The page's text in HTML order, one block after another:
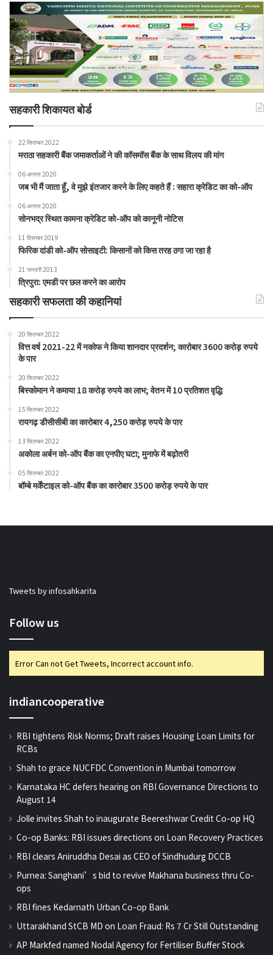
सहकारी शिकायत बोर्ड
22 सितम्बर 2022
मराठा सहकारी बैंक जमाकर्ताओं ने की कॉसमॉस बैंक के साथ विलय की मांग
06 अगस्त 2020
जब भी मैं जाता हूँ, वे मुझे इंतजार करने के लिए कहते हैं : सहारा क्रेडिट का को-ऑप
06 अगस्त 2020
सोनभद्र स्थित कामना क्रेडिट को-ऑप को कानूनी नोटिस
11 दिसम्बर 2019
फिरिक दांडी को-ऑप सोसाइटी: किसानों को किस तरह ठगा जा रहा है
21 जनवरी 2013
त्रिपुरा: एमडी पर छल करने का आरोप
सहकारी सफलता की कहानियां
20 सितम्बर 2022
वित्त वर्ष 2021-22 में नकोफ ने किया शानदार प्रदर्शन; कारोबार 3600 करोड़ रुपये
के पार
20 सितम्बर 2022
बिस्कोमान ने कमाया 18 करोड़ रुपये का लाभ; वेतन में 10 प्रतिशत वृद्धि
15 सितम्बर 2022
रायगढ़ डीसीसीबी का कारोबार 4,250 करोड़ रुपये के पार
13 सितम्बर 2022
अकोला अर्बन को-ऑप बैंक का एनपीए घटा; मुनाफे में बढ़ोतरी
05 सितम्बर 2022
बॉम्बे मर्केंटाइल को-ऑप बैंक का कारोबार 3500 करोड़ रुपये के पार
Tweets by infosahkarita
Follow us
Error Can not Get Tweets, Incorrect account info.
indiancooperative
RBI tightens Risk Norms; Draft raises Housing Loan Limits for
RCBs
Shah to grace NUCFDC Convention in Mumbai tomorrow
Karnataka HC defers hearing on RBI Governance Directions to
August 14
Jolle invites Shah to inaugurate Beereshwar Credit Co-op HQ
Co-op Banks: RBI issues directions on Loan Recovery Practices
RBI clears Aniruddha Desai as CEO of Sindhudurg DCCB
Purnea: Sanghani’s bid to revive Makhana business thru Co-
ops
RBI fines Kedarnath Urban Co-op Bank
Uttarakhand StCB MD on Loan Fraud: Rs 7 Cr Still Outstanding
AP Markfed named Nodal Agency for Fertiliser Buffer Stock